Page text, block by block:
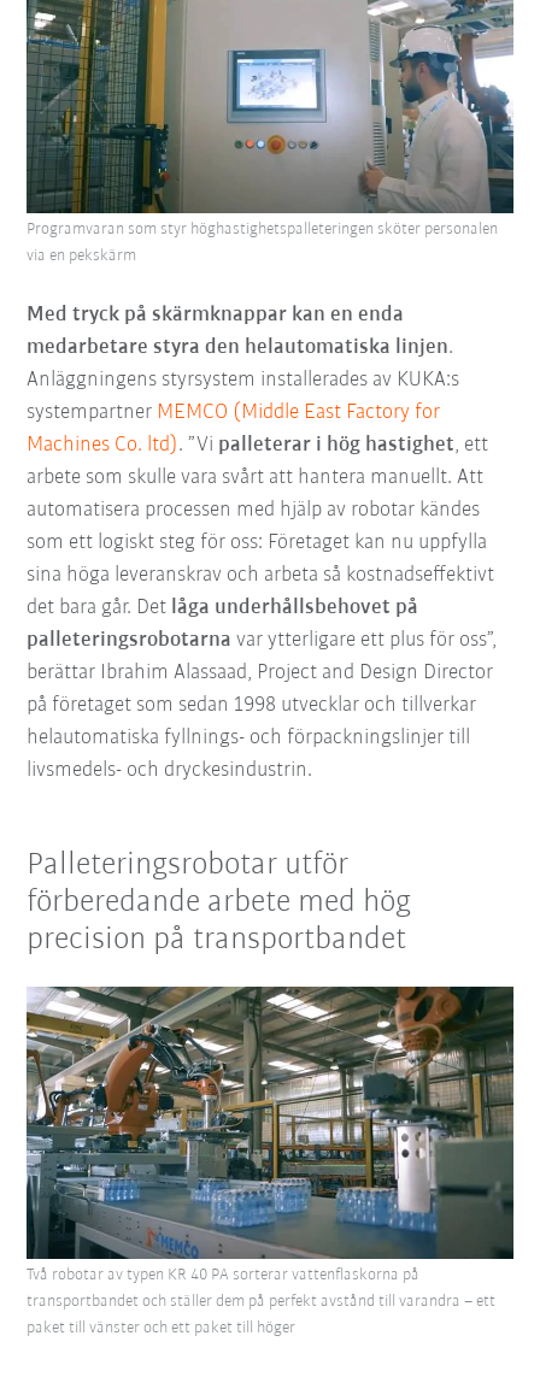
Med tryck på skärmknappar kan en enda
medarbetare styra den helautomatiska linjen.
Anläggningens styrsystem installerades av KUKA:s
systempartner MEMCO (Middle East Factory for
Machines Co. ltd). ”Vi palleterar i hög hastighet, ett
arbete som skulle vara svårt att hantera manuellt. Att
automatisera processen med hjälp av robotar kändes
som ett logiskt steg för oss: Företaget kan nu uppfylla
sina höga leveranskrav och arbeta så kostnadseffektivt
det bara går. Det låga underhållsbehovet på
palleteringsrobotarna var ytterligare ett plus för oss”,
berättar Ibrahim Alassaad, Project and Design Director
på företaget som sedan 1998 utvecklar och tillverkar
helautomatiska fyllnings- och förpackningslinjer till
livsmedels- och dryckesindustrin.
Programvaran som styr höghastighetspalleteringen sköter personalen
via en pekskärm
Palleteringsrobotar utför
förberedande arbete med hög
precision på transportbandet
Två robotar av typen KR 40 PA sorterar vattenflaskorna på
transportbandet och ställer dem på perfekt avstånd till varandra – ett
paket till vänster och ett paket till höger